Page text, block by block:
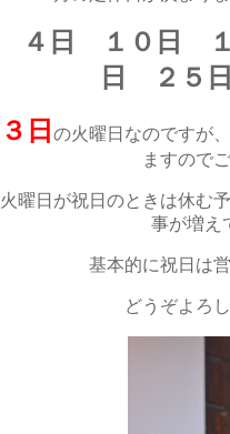
４日 １０日
日 ２５日
３日 の火曜日なのですが
ますので
火曜日が祝日のときは休む
事が増え
基本的に祝日は
どうぞよろ